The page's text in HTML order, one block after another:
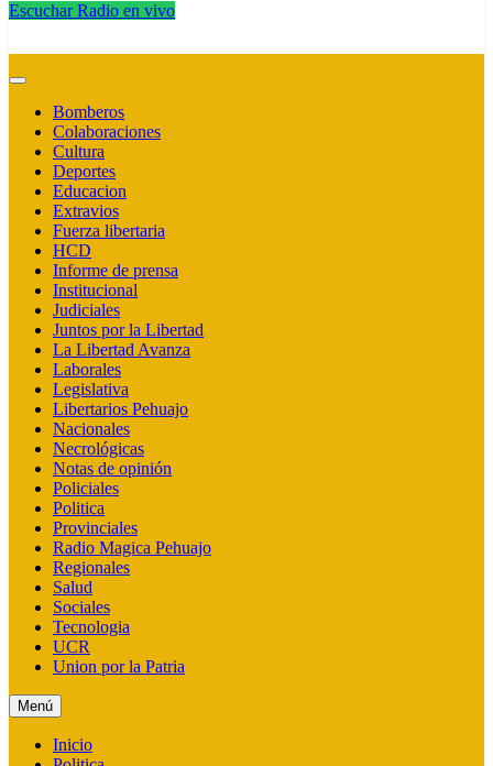
Escuchar Radio en vivo
Bomberos
Colaboraciones
Cultura
Deportes
Educacion
Extravios
Fuerza libertaria
HCD
Informe de prensa
Institucional
Judiciales
Juntos por la Libertad
La Libertad Avanza
Laborales
Legislativa
Libertarios Pehuajo
Nacionales
Necrológicas
Notas de opinión
Policiales
Politica
Provinciales
Radio Magica Pehuajo
Regionales
Salud
Sociales
Tecnologia
UCR
Union por la Patria
Menú
Inicio